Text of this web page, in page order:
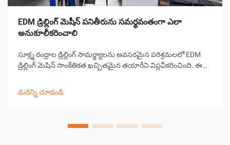
EDM డ్రిల్లింగ్ మెషీన్ పనితీరును సమర్థవంతంగా ఎలా
అనుకూలీకరించాలి
సూక్ష్మ రంధ్రాల డ్రిల్లింగ్ సామర్థ్యాలను అవసరమైన పరిశ్రమలలో EDM
డ్రిల్లింగ్ మెషిన్ సాంకేతికత ఖచ్చితమైన తయారీని విప్లవీకరించింది. ఈ
మరిన్ని చూడండి